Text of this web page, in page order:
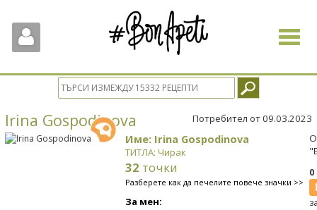
Toggle
Irina Gospodinova Потребител от 09.03.2023
Име: Irina Gospodinova
ТИТЛА: Чирак
32 точки
Разберете как да печелите повече значки >>
За мен: